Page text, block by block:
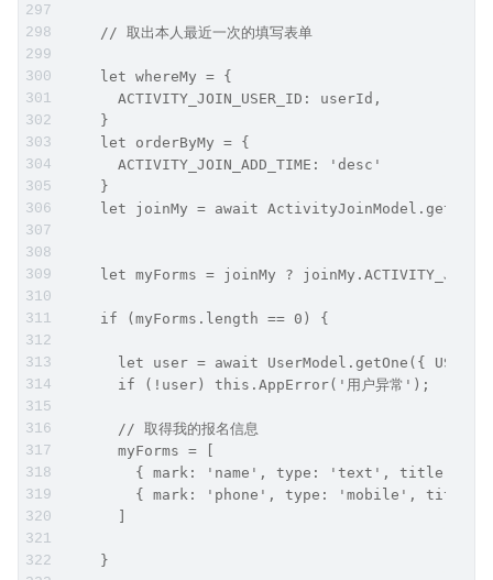
    // 取出本人最近一次的填写表单
    let whereMy = {
      ACTIVITY_JOIN_USER_ID: userId,
    }
    let orderByMy = {
      ACTIVITY_JOIN_ADD_TIME: 'desc'
    }
let joinMy = await
let myForms = joinMy ?
    if (myForms.length == 0) {
let user = await UserModel.getOne({
      if (!user) this.AppError('用户异常');
      // 取得我的报名信息
      myForms = [
{ mark: 'name', type: 'text', title: '姓
{ mark: 'phone', type: 'mobile', title:
    }